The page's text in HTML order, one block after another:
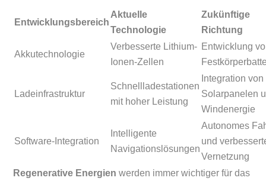
Entwicklungsbereich
Aktuelle
Technologie
Zukünftige
Richtung
Akkutechnologie
Verbesserte Lithium-
Ionen-Zellen
Entwicklung
Ladeinfrastruktur
Schnellladestationen
mit hoher Leistung
Integration von
Solarpanelen
Windenergie
Software-Integration
Intelligente
Navigationslösungen
Autonomes
und
Vernetzung
Regenerative Energien werden immer wichtiger für das